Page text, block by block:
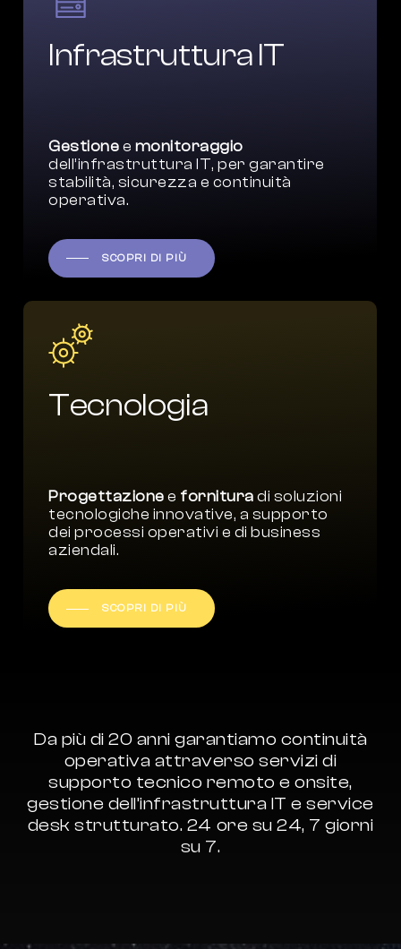
Infrastruttura IT
Gestione e monitoraggio
dell’infrastruttura IT, per garantire
stabilità, sicurezza e continuità
operativa.
SCOPRI DI PIÙ
Tecnologia
Progettazione e fornitura di soluzioni
tecnologiche innovative, a supporto
dei processi operativi e di business
aziendali.
SCOPRI DI PIÙ
Da più di 20 anni garantiamo continuità
operativa attraverso servizi di
supporto tecnico remoto e onsite,
gestione dell’infrastruttura IT e service
desk strutturato. 24 ore su 24, 7 giorni
su 7.